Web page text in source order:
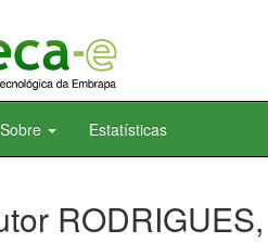
Sobre Estatísticas